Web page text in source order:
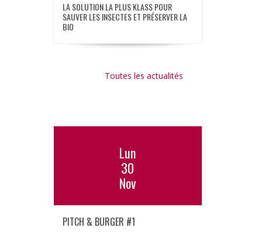
LA SOLUTION LA PLUS KLASS POUR
SAUVER LES INSECTES ET PRÉSERVER LA
BIO
Toutes les actualités
Lun
30
Nov
PITCH & BURGER #1